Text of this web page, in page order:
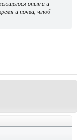
опыта и
и почва, чтоб